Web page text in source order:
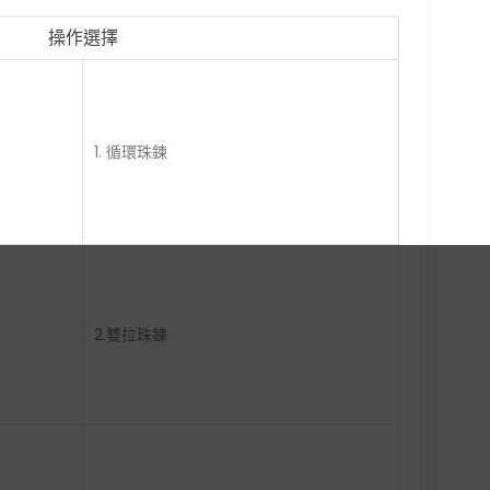
操作選擇
1. 循環珠鍊
2.雙拉珠鍊